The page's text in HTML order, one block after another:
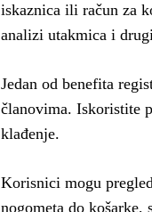
iskaznica ili račun za
analizi utakmica i
Jedan od benefita
članovima. Iskoristite
klađenje.
Korisnici mogu
nogometa do